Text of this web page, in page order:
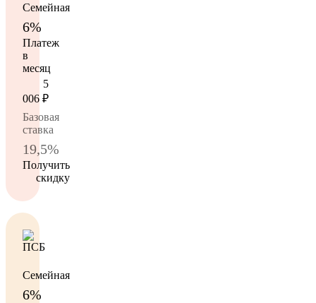
Семейная
6%
Платеж
в
месяц
5
006 ₽
Базовая
ставка
19,5%
Получить
скидку
Семейная
6%